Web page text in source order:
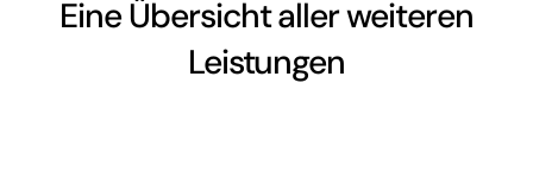
Eine Übersicht aller weiteren
Leistungen